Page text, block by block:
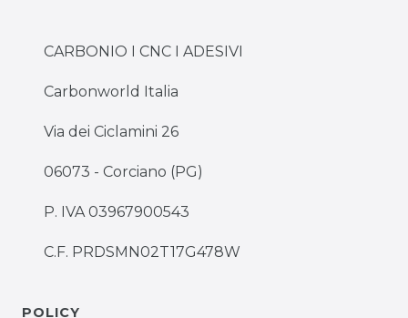
CARBONIO I CNC I ADESIVI
Carbonworld Italia
Via dei Ciclamini 26
06073 - Corciano (PG)
P. IVA 03967900543
C.F. PRDSMN02T17G478W
POLICY